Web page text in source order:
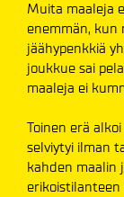
Muita maaleja
enemmän,
jäähypenkkiä
joukkue sai
maaleja ei
Toinen erä
selviytyi ilman
kahden maalin